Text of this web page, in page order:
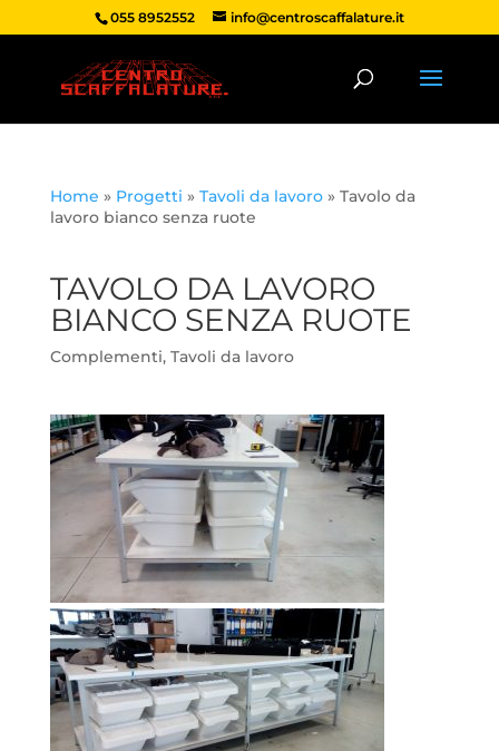
055 8952552 info@centroscaffalature.it
Home » Progetti » Tavoli da lavoro» Tavolo da
lavoro bianco senza ruote
TAVOLO DA LAVORO
BIANCO SENZA RUOTE
Complementi, Tavoli da lavoro